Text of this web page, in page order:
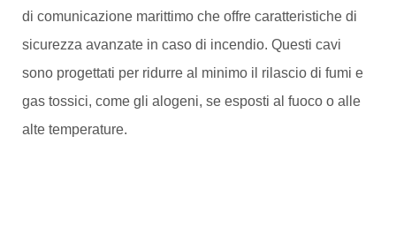
di comunicazione marittimo che offre caratteristiche di
sicurezza avanzate in caso di incendio. Questi cavi
sono progettati per ridurre al minimo il rilascio di fumi e
gas tossici, come gli alogeni, se esposti al fuoco o alle
alte temperature.